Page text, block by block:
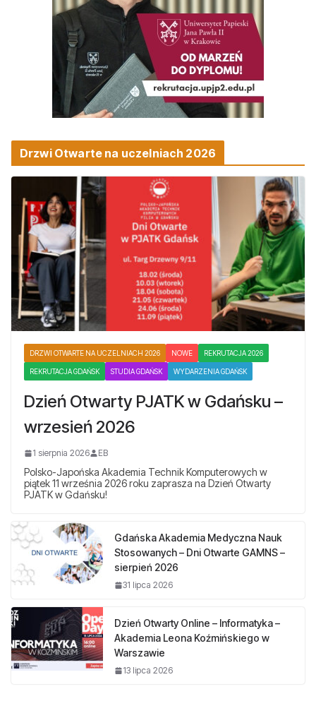
Drzwi Otwarte na uczelniach 2026
DRZWI OTWARTE NA UCZELNIACH 2026 NOWE REKRUTACJA 2026
REKRUTACJA GDAŃSK STUDIA GDAŃSK WYDARZENIA GDAŃSK
Dzień Otwarty PJATK w Gdańsku –
wrzesień 2026
1 sierpnia 2026 EB
Polsko-Japońska Akademia Technik Komputerowych w
piątek 11 września 2026 roku zaprasza na Dzień Otwarty
PJATK w Gdańsku!
Gdańska Akademia Medyczna Nauk
Stosowanych – Dni Otwarte GAMNS –
sierpień 2026
31 lipca 2026
Dzień Otwarty Online – Informatyka –
Akademia Leona Koźmińskiego w
Warszawie
13 lipca 2026